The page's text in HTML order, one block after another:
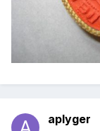
aplyger